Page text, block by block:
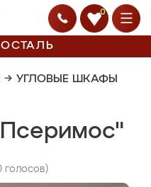
0
→ УГЛОВЫЕ ШКАФЫ
голосов)